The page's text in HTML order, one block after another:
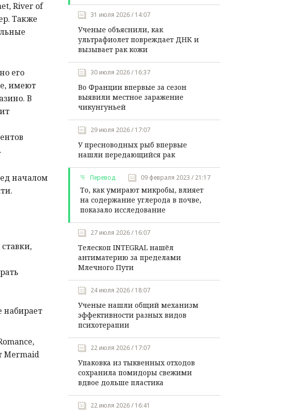
River of
Также
его
имеют
В
началом
набирает
Mermaid
31 июля 2026 / 14:07
Ученые объяснили, как
ультрафиолет повреждает ДНК и
вызывает рак кожи
30 июля 2026 / 16:37
Во Франции впервые за сезон
выявили местное заражение
чикунгуньей
29 июля 2026 / 17:07
У пресноводных рыб впервые
нашли передающийся рак
Перевод 09 февраля 2023 / 21:17
То, как умирают микробы, влияет
на содержание углерода в почве,
показало исследование
27 июля 2026 / 16:07
Телескоп INTEGRAL нашёл
антиматерию за пределами
Млечного Пути
24 июля 2026 / 18:07
Ученые нашли общий механизм
эффективности разных видов
психотерапии
22 июля 2026 / 17:07
Упаковка из тыквенных отходов
сохранила помидоры свежими
вдвое дольше пластика
22 июля 2026 / 16:41